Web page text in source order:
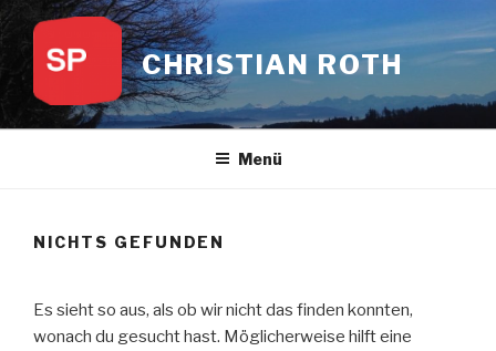
Zum
Inhalt
springen
CHRISTIAN ROTH
Menü
NICHTS GEFUNDEN
Es sieht so aus, als ob wir nicht das finden konnten,
wonach du gesucht hast. Möglicherweise hilft eine